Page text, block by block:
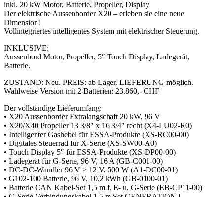
inkl. 20 kW Motor, Batterie, Propeller, Display
Der elektrische Aussenborder X20 – erleben sie eine neue
Dimension!
Vollintegriertes intelligentes System mit elektrischer Steuerung.
INKLUSIVE:
Aussenbord Motor, Propeller, 5″ Touch Display, Ladegerät,
Batterie.
ZUSTAND: Neu. PREIS: ab Lager. LIEFERUNG möglich.
Wahlweise Version mit 2 Batterien: 23.860,- CHF
Der vollständige Lieferumfang:
• X20 Aussenborder Extralangschaft 20 kW, 96 V
• X20/X40 Propeller 13 3/8″ x 16 3/4″ recht (X4-LU02-R0)
• Intelligenter Gashebel für ESSA-Produkte (XS-RC00-00)
• Digitales Steuerrad für X-Serie (XS-SW00-A0)
• Touch Display 5″ für ESSA-Produkte (XS-DP00-00)
• Ladegerät für G-Serie, 96 V, 16 A (GB-C001-00)
• DC-DC-Wandler 96 V > 12 V, 500 W (A1-DC00-01)
• G102-100 Batterie, 96 V, 10,2 kWh (GB-0100-01)
• Batterie CAN Kabel-Set 1,5 m f. E- u. G-Serie (EB-CP11-00)